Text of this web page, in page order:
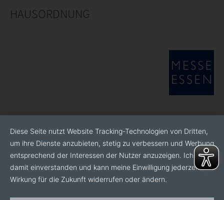
HAUSORDNUNG
Diese Seite nutzt Website Tracking-Technologien von Dritten,
um ihre Dienste anzubieten, stetig zu verbessern und Werbung
entsprechend der Interessen der Nutzer anzuzeigen. Ich bin
damit einverstanden und kann meine Einwilligung jederzeit mit
Wirkung für die Zukunft widerrufen oder ändern.